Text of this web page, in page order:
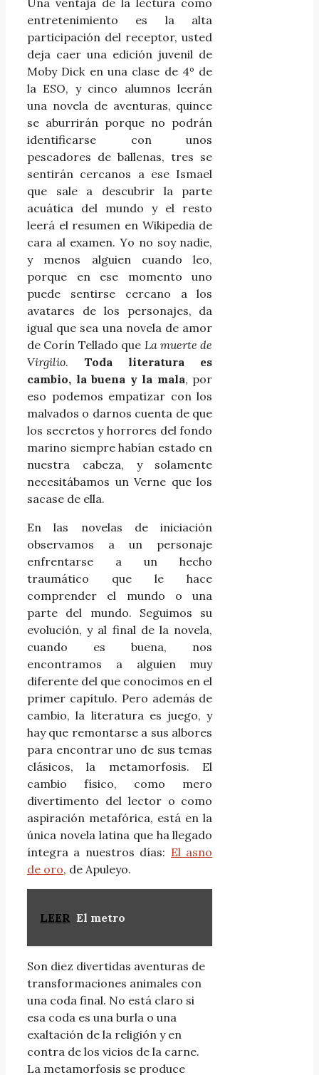
entretenimiento es la alta
participación del receptor, usted
deja caer una edición juvenil de
Moby Dick en una clase de 4º de
la ESO, y cinco alumnos leerán
una novela de aventuras, quince
se aburrirán porque no podrán
identificarse con unos
pescadores de ballenas, tres se
sentirán cercanos a ese Ismael
que sale a descubrir la parte
acuática del mundo y el resto
leerá el resumen en Wikipedia de
cara al examen. Yo no soy nadie,
y menos alguien cuando leo,
porque en ese momento uno
puede sentirse cercano a los
avatares de los personajes, da
igual que sea una novela de amor
de Corín Tellado que La muerte de
Virgilio.Toda literatura es
cambio, la buena y la mala, por
eso podemos empatizar con los
malvados o darnos cuenta de que
los secretos y horrores del fondo
marino siempre habían estado en
nuestra cabeza, y solamente
necesitábamos un Verne que los
sacase de ella.
En las novelas de iniciación
observamos a un personaje
enfrentarse a un hecho
traumático que le hace
comprender el mundo o una
parte del mundo. Seguimos su
evolución, y al final de la novela,
cuando es buena, nos
encontramos a alguien muy
diferente del que conocimos en el
primer capítulo. Pero además de
cambio, la literatura es juego, y
hay que remontarse a sus albores
para encontrar uno de sus temas
clásicos, la metamorfosis. El
cambio físico, como mero
divertimento del lector o como
aspiración metafórica, está en la
única novela latina que ha llegado
íntegra a nuestros días: El asno
de oro, de Apuleyo.
LEER El metro
Son diez divertidas aventuras de
transformaciones animales con
una coda final. No está claro si
esa coda es una burla o una
exaltación de la religión y en
contra de los vicios de la carne.
La metamorfosis se produce